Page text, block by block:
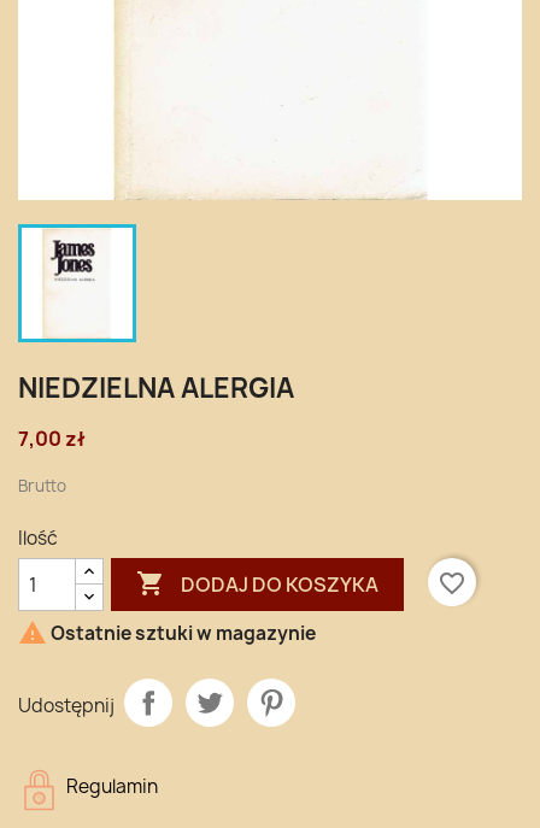
NIEDZIELNA ALERGIA
7,00 zł
Brutto
Ilość
 DODAJ DO KOSZYKA
favorite_border
 Ostatnie sztuki w magazynie
Udostępnij
Regulamin